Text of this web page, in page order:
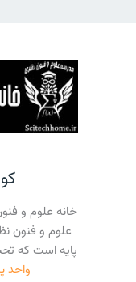
خانه علوم و
علوم و فنون
پایه است که
واحد